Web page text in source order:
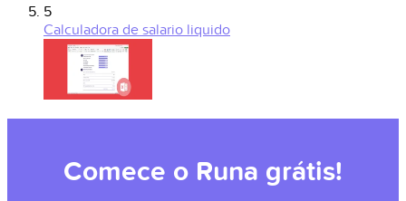
5
Calculadora de salario liquido
Comece o Runa grátis!